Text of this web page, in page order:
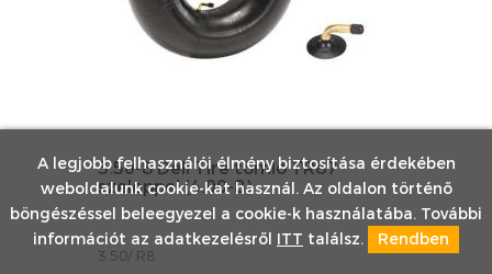
3.50-8 Deli Tire tömlő TR87
szeleppel (4.00-8)
3.50/ R8
A legjobb felhasználói élmény biztosítása érdekében
weboldalunk cookie-kat használ. Az oldalon történő
böngészéssel beleegyezel a cookie-k használatába. További
információt az adatkezelésről ITT találsz. Rendben